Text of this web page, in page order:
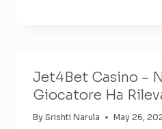
Jet4Bet Casino –
Giocatore Ha
By Srishti Narula May 26,